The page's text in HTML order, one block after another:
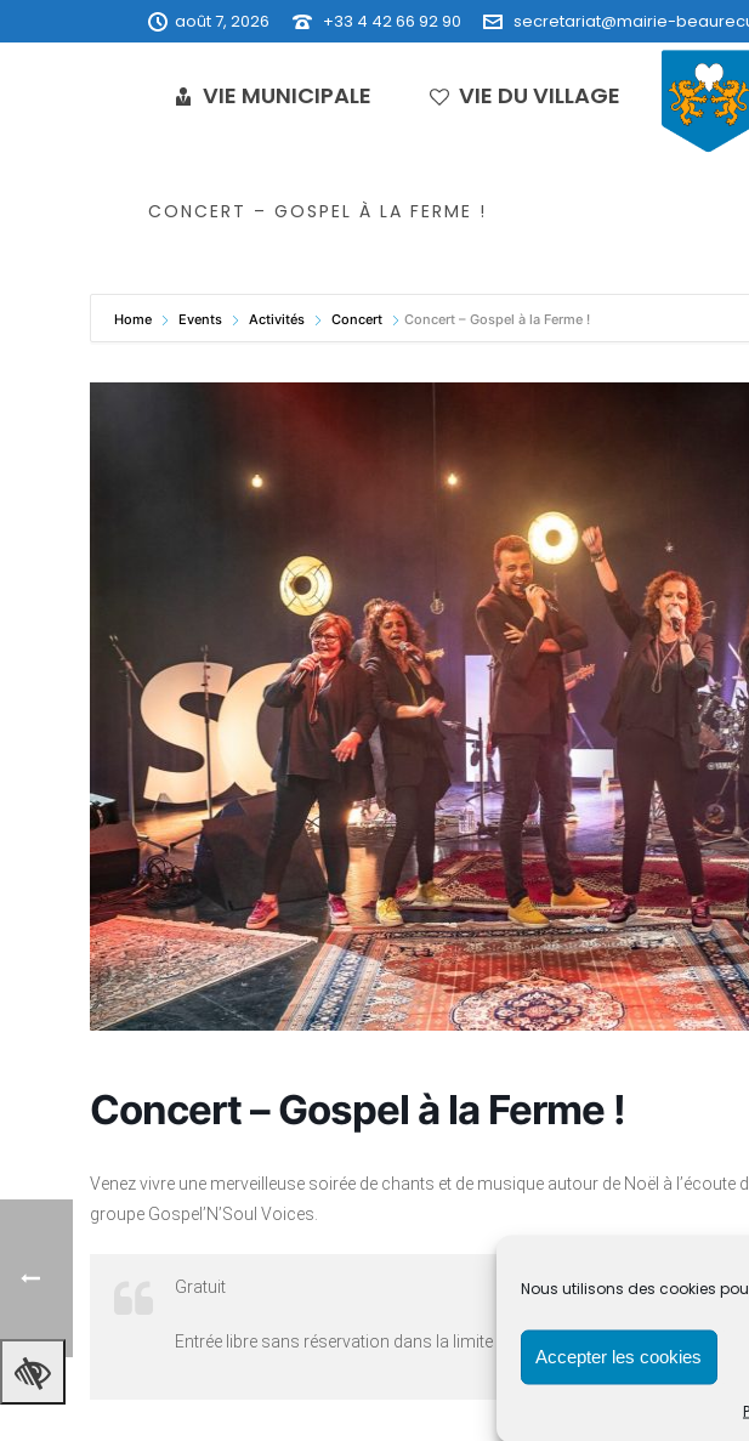
Nous utilisons des cookies
Accepter les cookies
août 7, 2026 +33 4 42 66 92 90 secretariat@mairie-
VIE MUNICIPALE VIE DU VILLAGE
CONCERT – GOSPEL À LA FERME !
Home Events Activités Concert Concert – Gospel à la Ferme !
Concert – Gospel à la Ferme !
Venez vivre une merveilleuse soirée de chants et de musique autour de Noël à
groupe Gospel’N’Soul Voices.
Gratuit
Entrée libre sans réservation dans la limite des places disponibles